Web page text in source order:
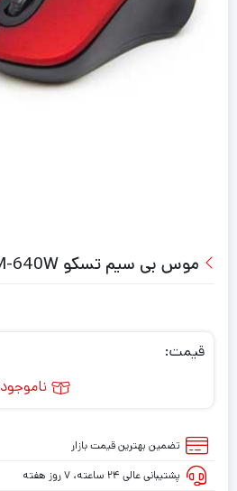
موس بی سیم تسکو TM-640W
قیمت:
ناموجود
تضمین بهترین قیمت بازار
پشتیبانی عالی ۲۴ ساعته، ۷ روز هفته